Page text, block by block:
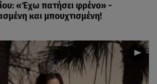
«Έχω πατήσει φρένο» -
και μπουχτισμένη!